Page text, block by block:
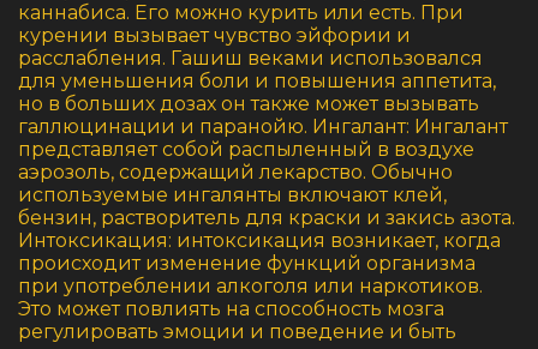
каннабиса. Его можно курить или есть. При
курении вызывает чувство эйфории и
расслабления. Гашиш веками использовался
для уменьшения боли и повышения аппетита,
но в больших дозах он также может вызывать
галлюцинации и паранойю. Ингалант: Ингалант
представляет собой распыленный в воздухе
аэрозоль, содержащий лекарство. Обычно
используемые ингалянты включают клей,
бензин, растворитель для краски и закись азота.
Интоксикация: интоксикация возникает, когда
происходит изменение функций организма
при употреблении алкоголя или наркотиков.
Это может повлиять на способность мозга
регулировать эмоции и поведение и быть